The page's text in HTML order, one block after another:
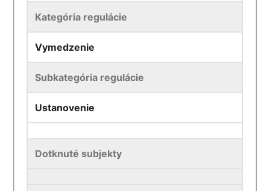
Kategória regulácie
Vymedzenie
Subkategória regulácie
Ustanovenie
Dotknuté subjekty